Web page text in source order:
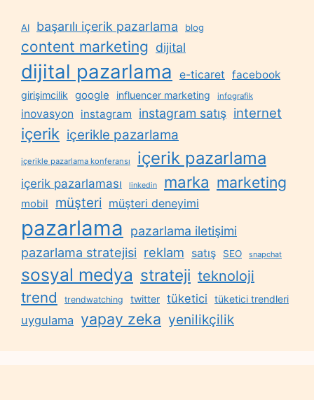
AI başarılı içerik pazarlama blog
content marketing dijital
dijital pazarlama e-ticaret facebook
girişimcilik google influencer marketing infografik
inovasyon instagram instagram satış internet
içerik içerikle pazarlama
içerikle pazarlama konferansı içerik pazarlama
içerik pazarlaması linkedin marka marketing
mobil müşteri müşteri deneyimi
pazarlama
pazarlama iletişimi
pazarlama stratejisi reklam satış SEO snapchat
sosyal medya strateji teknoloji
trend trendwatching twitter tüketici tüketici trendleri
uygulama yapay zeka yenilikçilik